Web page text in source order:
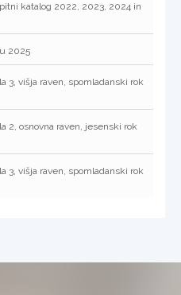
katalog 2022, 2023, 2024 in
2025
3, višja raven, spomladanski rok
2, osnovna raven, jesenski rok
3, višja raven, spomladanski rok